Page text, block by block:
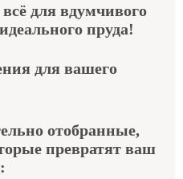
для вдумчивого
пруда!
для вашего
отобранные,
превратят ваш